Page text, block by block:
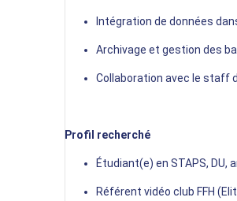
Intégration de données
Archivage et gestion des
Collaboration avec le staff
Profil recherché
Étudiant(e) en STAPS,
Référent vidéo club FFH